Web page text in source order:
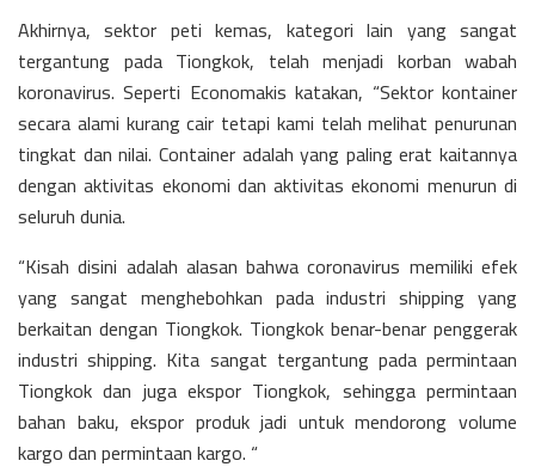
Akhirnya, sektor peti kemas, kategori lain yang sangat
tergantung pada Tiongkok, telah menjadi korban wabah
koronavirus. Seperti Economakis katakan, “Sektor kontainer
secara alami kurang cair tetapi kami telah melihat penurunan
tingkat dan nilai. Container adalah yang paling erat kaitannya
dengan aktivitas ekonomi dan aktivitas ekonomi menurun di
seluruh dunia.
“Kisah disini adalah alasan bahwa coronavirus memiliki efek
yang sangat menghebohkan pada industri shipping yang
berkaitan dengan Tiongkok. Tiongkok benar-benar penggerak
industri shipping. Kita sangat tergantung pada permintaan
Tiongkok dan juga ekspor Tiongkok, sehingga permintaan
bahan baku, ekspor produk jadi untuk mendorong volume
kargo dan permintaan kargo. “